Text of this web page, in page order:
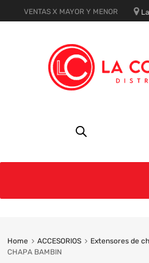
VENTAS X MAYOR Y MENOR
content
Home ACCESORIOS Extensores de
CHAPA BAMBIN